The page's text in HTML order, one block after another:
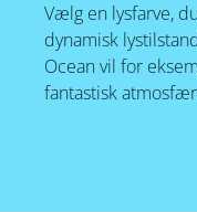
Vælg en lysfarve,
dynamisk
Ocean vil for
fantastisk